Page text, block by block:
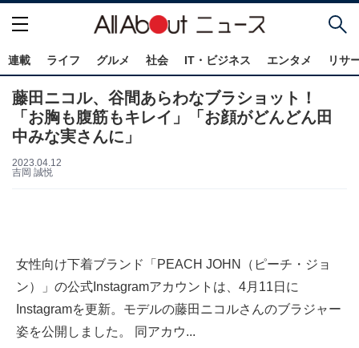
連載 ライフ グルメ 社会 IT・ビジネス エンタメ リサ
藤田ニコル、谷間あらわなブラショット！
「お胸も腹筋もキレイ」「お顔がどんどん田
中みな実さんに」
2023.04.12
吉岡 誠悦
女性向け下着ブランド「PEACH JOHN（ピーチ・ジョ
ン）」の公式Instagramアカウントは、4月11日に
Instagramを更新。モデルの藤田ニコルさんのブラジャー
姿を公開しました。 同アカウ...